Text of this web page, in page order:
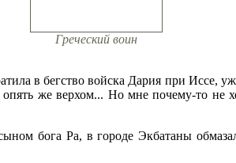
Греческий воин
в бегство войска Дария при Иссе,
же верхом... Но мне почему-то не
бога Ра, в городе Экбатаны